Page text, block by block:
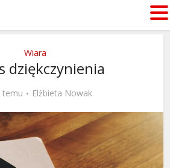
Wiara
dziękczynienia
temu Elżbieta Nowak